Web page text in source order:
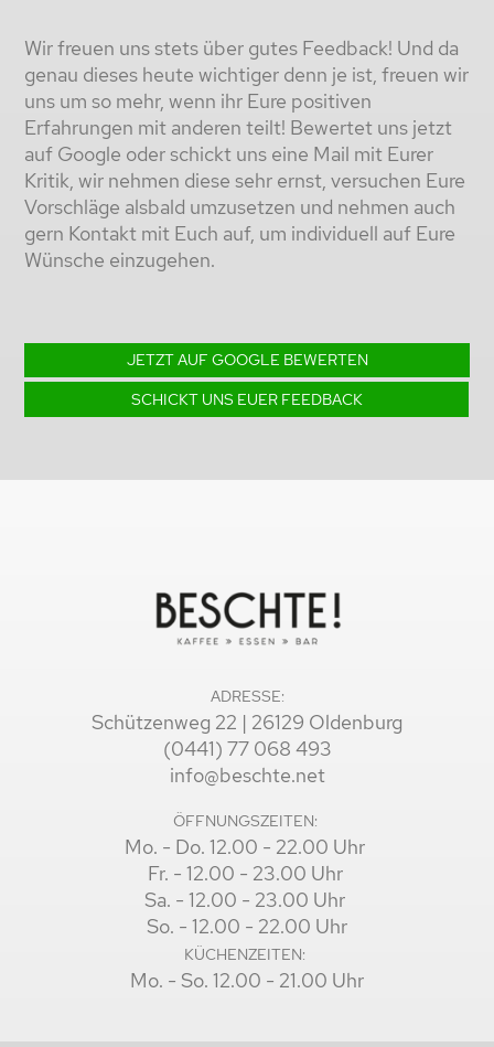
Wir freuen uns stets über gutes Feedback! Und da
genau dieses heute wichtiger denn je ist, freuen wir
uns um so mehr, wenn ihr Eure positiven
Erfahrungen mit anderen teilt! Bewertet uns jetzt
auf Google oderschickt uns eine Mail mit Eurer
Kritik, wir nehmen diese sehr ernst, versuchen Eure
Vorschläge alsbald umzusetzen und nehmen auch
gern Kontakt mit Euch auf, um individuell auf Eure
Wünsche einzugehen.
JETZT AUF GOOGLE BEWERTEN
SCHICKT UNS EUER FEEDBACK
ADRESSE:
Schützenweg 22 | 26129 Oldenburg
(0441) 77 068 493
info@beschte.net
ÖFFNUNGSZEITEN:
Mo. - Do. 12.00 - 22.00 Uhr
Fr. - 12.00 - 23.00 Uhr
Sa. - 12.00 - 23.00 Uhr
So. - 12.00 - 22.00 Uhr
KÜCHENZEITEN:
Mo. - So. 12.00 - 21.00 Uhr